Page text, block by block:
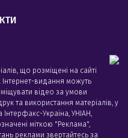
що розміщені на сайті
видання можуть
відео за умови
та використання матеріалів, у
Iнтерфакс-Україна, УНIАН,
міткою "Реклама",
реклами звертайтесь за